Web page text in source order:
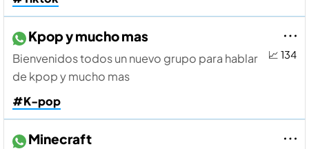
📈 134
Kpop y mucho mas
Bienvenidos todos un nuevo grupo para hablar
de kpop y mucho mas
#K-pop
Minecraft